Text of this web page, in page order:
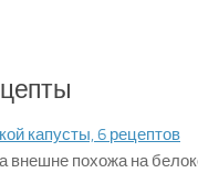
капусты, 6 рецептов
внешне похожа на